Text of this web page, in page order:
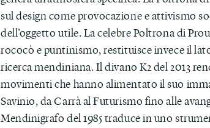
sul design come provocazione e attivismo
dell’oggetto utile. La celebre Poltrona di
rococò e puntinismo, restituisce invece il
ricerca mendiniana. Il divano K2 del 2013
movimenti che hanno alimentato il suo
Savinio, da Carrà al Futurismo fino alle
Mendinigrafo del 1985 traduce in uno